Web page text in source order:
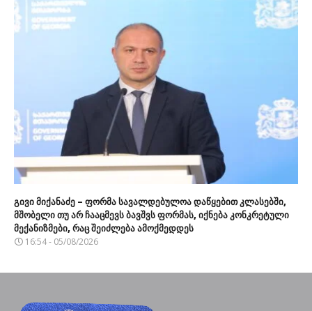
გივი მიქანაძე – ფორმა სავალდებულოა დაწყებით კლასებში,
მშობელი თუ არ ჩააცმევს ბავშვს ფორმას, იქნება კონკრეტული
მექანიზმები, რაც შეიძლება ამოქმედდეს
16:54 - 05/08/2026